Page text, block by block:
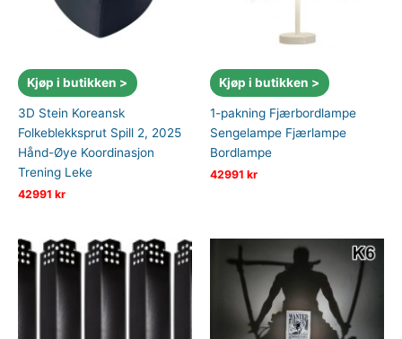
Kjøp i butikken >
3D Stein Koreansk
Folkeblekksprut Spill 2, 2025
Hånd-Øye Koordinasjon
Trening Leke
42991 kr
Kjøp i butikken >
1-pakning Fjærbordlampe
Sengelampe Fjærlampe
Bordlampe
42991 kr